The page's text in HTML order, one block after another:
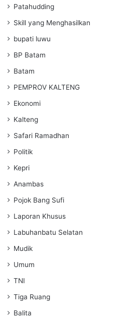
Patahudding
Skill yang Menghasilkan
bupati luwu
BP Batam
Batam
PEMPROV KALTENG
Ekonomi
Kalteng
Safari Ramadhan
Politik
Kepri
Anambas
Pojok Bang Sufi
Laporan Khusus
Labuhanbatu Selatan
Mudik
Umum
TNI
Tiga Ruang
Balita